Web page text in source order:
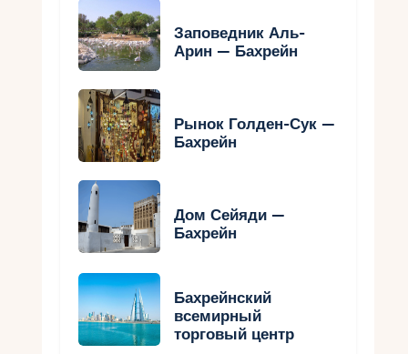
Заповедник Аль-
Арин — Бахрейн
Рынок Голден-Сук —
Бахрейн
Дом Сейяди —
Бахрейн
Бахрейнский
всемирный
торговый центр